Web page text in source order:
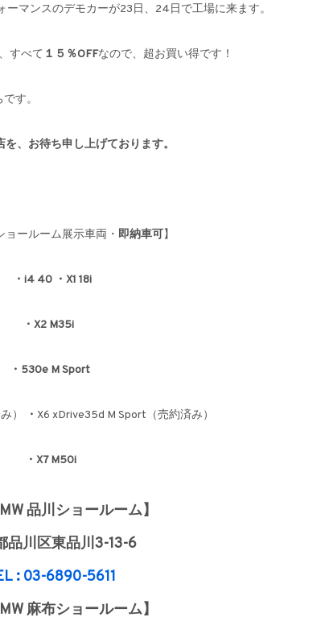
マンスのデモカーが23日、24日で工場に来ます。
すべて １５％OFFなので、超お買い得です！
。
を、お待ち申し上げております。
ョールーム展示車両・ 即納車可】
・i4 40 ・X1 18i
・X2 M35i
・530e M Sport
） ・ X6 xDrive35d M Sport（売約済み）
・X7 M50i
品川ショールーム】
品川区東品川3-13-6
: 03-6890-5611
麻布ショールーム】